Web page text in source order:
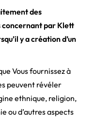
des
concernant par Klett
y a création d’un
Vous fournissez à
peuvent révéler
ethnique, religion,
ou d’autres aspects